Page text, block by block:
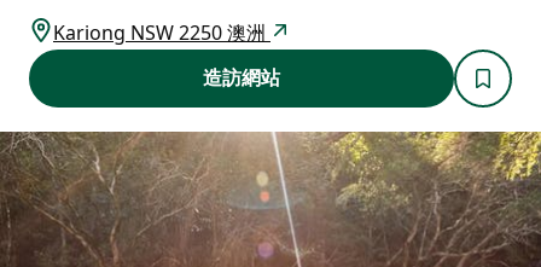
Kariong NSW 2250 澳洲
造訪網站